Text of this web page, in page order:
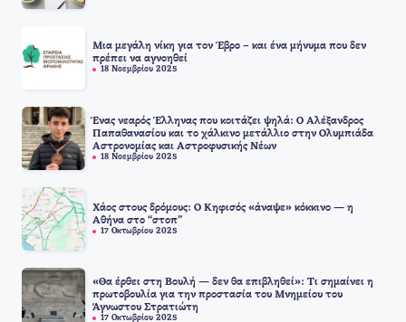
Μια μεγάλη νίκη για τον Έβρο – και ένα μήνυμα που δεν
πρέπει να αγνοηθεί
18 Νοεμβρίου 2025
Ένας νεαρός Έλληνας που κοιτάζει ψηλά: Ο Αλέξανδρος
Παπαθανασίου και το χάλκινο μετάλλιο στην Ολυμπιάδα
Αστρονομίας και Αστροφυσικής Νέων
18 Νοεμβρίου 2025
Χάος στους δρόμους: Ο Κηφισός «άναψε» κόκκινο — η
Αθήνα στο “στοπ”
17 Οκτωβρίου 2025
«Θα έρθει στη Βουλή — δεν θα επιβληθεί»: Τι σημαίνει η
πρωτοβουλία για την προστασία του Μνημείου του
Άγνωστου Στρατιώτη
17 Οκτωβρίου 2025